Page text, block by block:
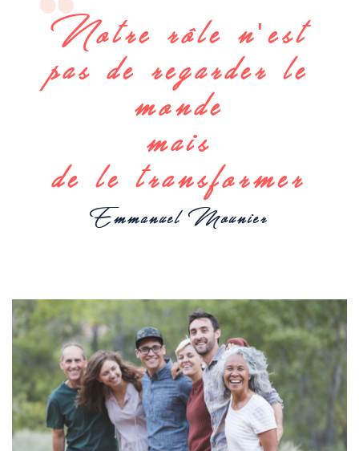
Notre rôle n'est
pas de regarder le
monde
mais
de le transformer
Emmanuel Mounier